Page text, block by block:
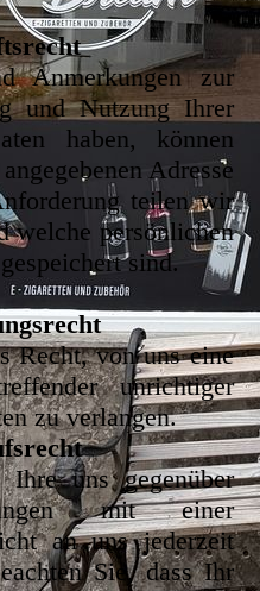
Anmerkungen zur
und Nutzung Ihrer
haben, können
Adresse
teilen wir
welche persönlichen
sind.
Recht, von uns eine
unrichtiger
zu verlangen.
uns gegenüber
mit einer
an uns jederzeit
Sie, dass Ihr